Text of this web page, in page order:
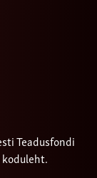
Teadusfondi